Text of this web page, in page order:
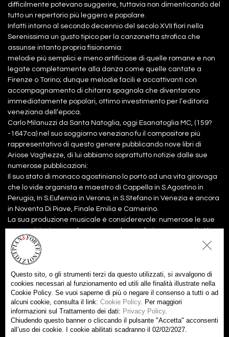
difficilmente potevano suggerire, tuttavia non dimenticando del
tutto un repertorio più leggero e popolare.
Infatti intorno al secondo decennio del secolo XVII fiorì nella
Serenissima un gusto tipico per la canzonetta strofica che
assunse intanto propria fisionomia:
melodie più semplici e meno artificiose di quelle romane e non
legate completamente alla danza come quelle cantate a
Firenze o Torino; dunque melodie facili e accattivanti con
accompagnamento di chitarra spagnola che diventarono
immediatamente popolari, ottimo investimento per l’editoria
veneziana dell’epoca.
Carlo Milanuzzi da Santa Natoglia, oggi Esanatoglia MC, (159?
-1647ca) nel suo soggiorno veneziano fu il compositore più
rappresentativo di questo genere pubblicando nove libri di
Ariose Vaghezze, di lui abbiamo soprattutto notizie dalle sue
numerose pubblicazioni:
Il suo stato di monaco agostiniano lo portò ad una vita girovaga
che lo vide organista e maestro di Cappella in S.Agostino in
Perugia, In S.Eufemia in Verona, in S.Stefano in Venezia e ancora
in Noventa Di Piave, Finale Emilia e Camerino.
La sua produzione musicale è considerevole: numerose le sue
composizioni sacre che comprendono salmi, messe, mottetti e
una compieta; in queste il nuovo stile seicentesco fonde la
cantabilità della lauda romana all’affettività del nuovo
linguaggio monteverdiano.
Files:
Partitura
7,00€ Aggiungi al carrello
Questo sito, o gli strumenti terzi da questo utilizzati, si avvalgono di
cookies necessari al funzionamento ed utili alle finalità illustrate nella
Cookie Policy. Se vuoi saperne di più o negare il consenso a tutti o ad
alcuni cookie, consulta il link: Cookie Policy. Per maggiori
informazioni sul Trattamento dei dati: Privacy Policy.
Chiudendo questo banner o cliccando il pulsante "Accetta" acconsenti
all’uso dei cookie. I cookie abilitati scadranno il 02/02/2027.